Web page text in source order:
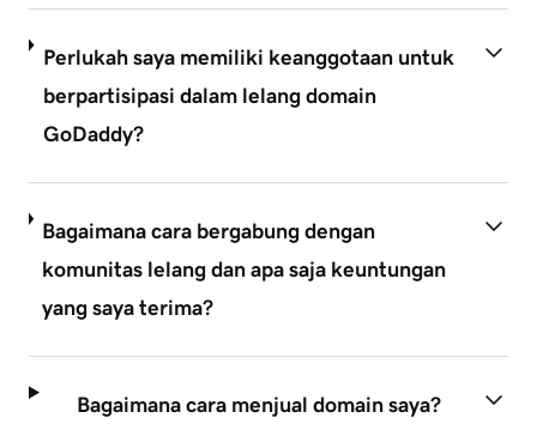
Perlukah saya memiliki keanggotaan untuk
berpartisipasi dalam lelang domain
GoDaddy?
Bagaimana cara bergabung dengan
komunitas lelang dan apa saja keuntungan
yang saya terima?
Bagaimana cara menjual domain saya?